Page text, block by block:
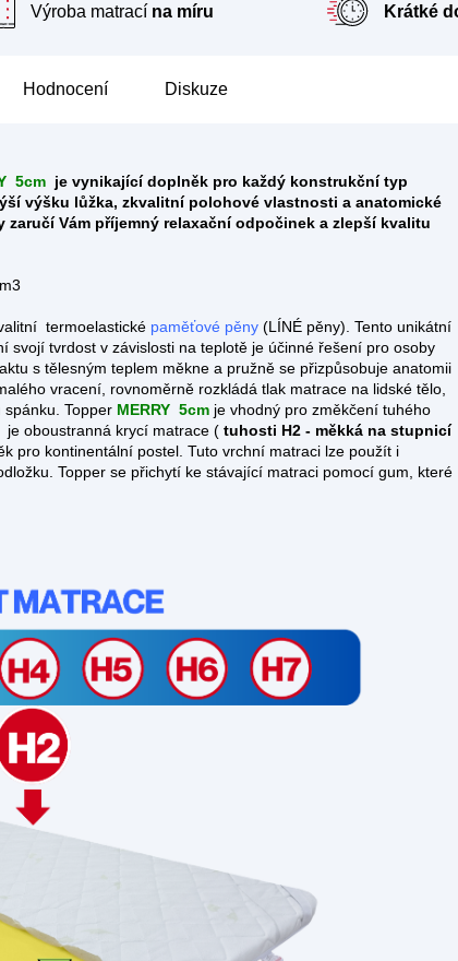
Výroba matrací na míru Krátké
Hodnocení Diskuze
5cm je vynikající doplněk pro každý konstrukční typ
výšku lůžka, zkvalitní polohové vlastnosti a anatomické
Vám příjemný relaxační odpočinek a zlepší kvalitu
termoelastické paměťové pěny (LÍNÉ pěny). Tento unikátní
svojí tvrdost v závislosti na teplotě je účinné řešení pro osoby
s tělesným teplem měkne a pružně se přizpůsobuje anatomii
vracení, rovnoměrně rozkládá tlak matrace na lidské tělo,
Topper MERRY 5cm je vhodný pro změkčení tuhého
je oboustranná krycí matrace ( tuhosti H2 - měkká na stupnicí
pro kontinentální postel. Tuto vrchní matraci lze použít i
Topper se přichytí ke stávající matraci pomocí gum, které